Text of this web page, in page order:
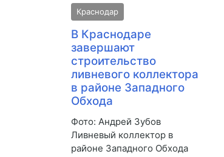
Краснодар
В Краснодаре
завершают
строительство
ливневого коллектора
в районе Западного
Обхода
Фото: Андрей Зубов
Ливневый коллектор в
районе Западного Обхода